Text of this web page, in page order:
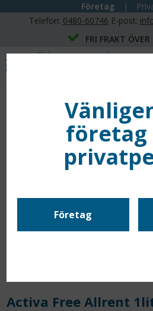
Företag |
Telefon: 0480-60746 E-post:
FRI FRAKT
Activa Free Allrent
företag
Företag